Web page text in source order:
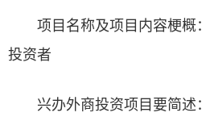
项目名称及项目内容梗概
投资者
兴办外商投资项目要简述：